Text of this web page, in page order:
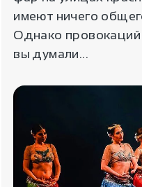
имеют ничего
Однако
вы думали...